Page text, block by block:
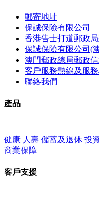
郵寄地址
保誠保險有限公司
香港告士打道郵政
保誠保險有限公司(
澳門郵政總局郵政信
客戶服務熱線及服
聯絡我們
產品
健康 人壽 儲蓄及退休 投
商業保障
客戶支援